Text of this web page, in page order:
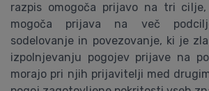
razpis omogoča prijavo na tri
mogoča prijava na več
sodelovanje in povezovanje, ki je
izpolnjevanju pogojev prijave na
morajo pri njih prijavitelji med